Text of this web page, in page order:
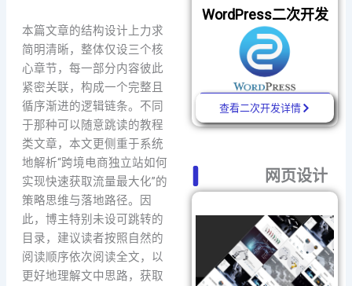
本篇文章的结构设计上力求
简明清晰，整体仅设三个核
心章节，每一部分内容彼此
紧密关联，构成一个完整且
循序渐进的逻辑链条。不同
于那种可以随意跳读的教程
类文章，本文更侧重于系统
地解析“跨境电商独立站如何
实现快速获取流量最大化”的
策略思维与落地路径。因
此，博主特别未设可跳转的
目录，建议读者按照自然的
阅读顺序依次阅读全文，以
更好地理解文中思路，获取
WordPress二次开发
查看二次开发详情
网页设计